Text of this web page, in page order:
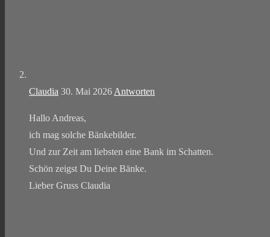
Claudia 30. Mai 2026 Antworten
Hallo Andreas,
ich mag solche Bänkebilder.
Und zur Zeit am liebsten eine Bank im Schatten.
Schön zeigst Du Deine Bänke.
Lieber Gruss Claudia